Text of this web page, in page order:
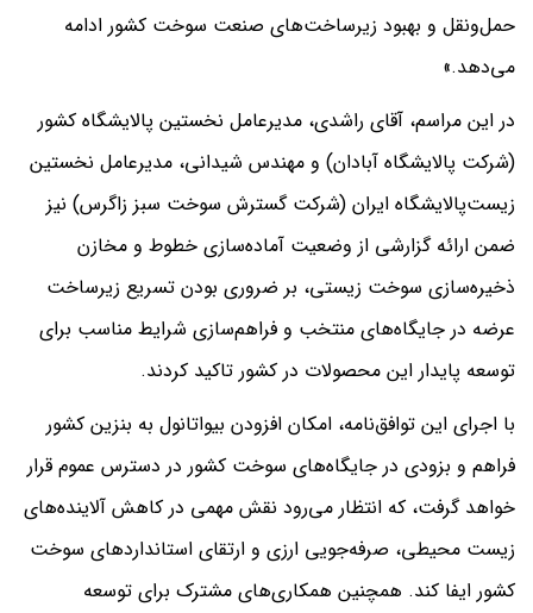
حمل‌ونقل و بهبود زیرساخت‌های صنعت سوخت کشور ادامه
می‌دهد.»
در این مراسم، آقای راشدی، مدیرعامل نخستین پالایشگاه کشور
(شرکت پالایشگاه آبادان) و مهندس شیدانی، مدیرعامل نخستین
زیست‌پالایشگاه ایران (شرکت گسترش سوخت سبز زاگرس) نیز
ضمن ارائه گزارشی از وضعیت آماده‌سازی خطوط و مخازن
ذخیره‌سازی سوخت زیستی، بر ضروری بودن تسریع زیرساخت
عرضه در جایگاه‌های منتخب و فراهم‌سازی شرایط مناسب برای
توسعه پایدار این محصولات در کشور تاکید کردند.
با اجرای این توافق‌نامه، امکان افزودن بیواتانول به بنزین کشور
فراهم و بزودی در جایگاه‌های سوخت کشور در دسترس عموم قرار
خواهد گرفت، که انتظار می‌رود نقش مهمی در کاهش آلاینده‌های
زیست محیطی، صرفه‌جویی ارزی و ارتقای استانداردهای سوخت
کشور ایفا کند. همچنین همکاری‌های مشترک برای توسعه